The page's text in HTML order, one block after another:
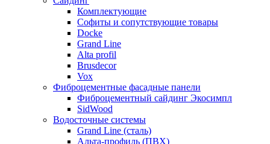
Комплектующие
Софиты и сопутствующие товары
Docke
Grand Line
Alta profil
Brusdecor
Vox
Фиброцементные фасадные панели
Фиброцементный сайдинг Экосимпл
SidWood
Водосточные системы
Grand Line (сталь)
Альта-профиль (ПВХ)